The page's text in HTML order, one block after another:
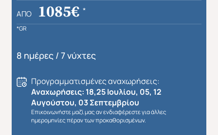
ΑΠΌ 1085€ *
*GR
8 ημέρες / 7 νύχτες
Προγραμματισμένες αναχωρήσεις:
Αναχωρήσεις: 18,25 Ιουλίου, 05, 12
Αυγούστου, 03 Σεπτεμβρίου
Επικοινωνήστε μαζί μας αν ενδιαφέρεστε για άλλες
ημερομηνίες πέραν των προκαθορισμένων.